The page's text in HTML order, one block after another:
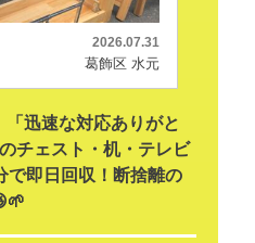
2026.07.31
葛飾区 水元
「迅速な対応ありがと
チェスト・机・テレビ
で即日回収！断捨離の